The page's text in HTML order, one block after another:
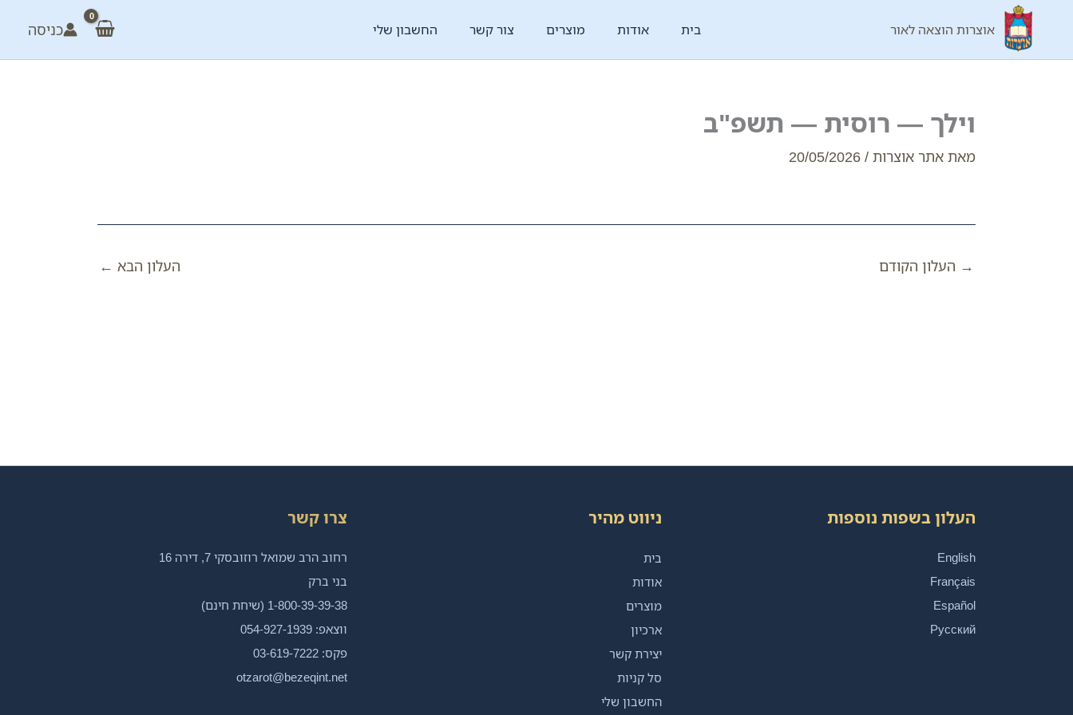
אוצרות הוצאה לאור בית אודות מוצרים צור קשר החשבון שלי כניסה
וילך — רוסית — תשפ"ב
מאת אתר אוצרות /
20/05/2026
→ העלון הקודם העלון הבא ←
העלון בשפות נוספות
English
Français
Español
Русский
ניווט מהיר
בית
אודות
מוצרים
ארכיון
יצירת קשר
סל קניות
החשבון שלי
צרו קשר
רחוב הרב שמואל רוזובסקי 7, דירה 16
בני ברק
1-800-39-39-38 (שיחת חינם)
ווצאפ: 054-927-1939
פקס: 03-619-7222
otzarot@bezeqint.net